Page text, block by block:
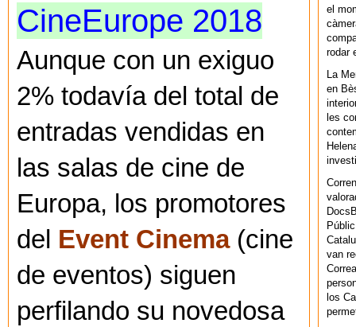
CineEurope 2018
Aunque con un exiguo
2% todavía del total de
entradas vendidas en
las salas de cine de
Europa, los promotores
del Event Cinema(cine
de eventos) siguen
perfilando su novedosa
el
rodar
La
en
les
van
los